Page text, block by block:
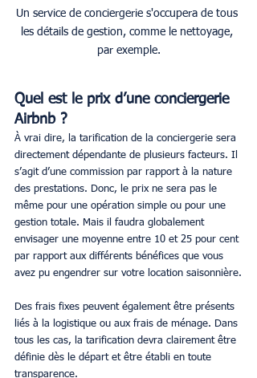
Un service de conciergerie s'occupera de tous
les détails de gestion, comme le nettoyage,
par exemple.
Quel est le prix d’une conciergerie
Airbnb ?
À vrai dire, la tarification de la conciergerie sera
directement dépendante de plusieurs facteurs. Il
s’agit d’une commission par rapport à la nature
des prestations. Donc, le prix ne sera pas le
même pour une opération simple ou pour une
gestion totale. Mais il faudra globalement
envisager une moyenne entre 10 et 25 pour cent
par rapport aux différents bénéfices que vous
avez pu engendrer sur votre location saisonnière.
Des frais fixes peuvent également être présents
liés à la logistique ou aux frais de ménage. Dans
tous les cas, la tarification devra clairement être
définie dès le départ et être établi en toute
transparence.